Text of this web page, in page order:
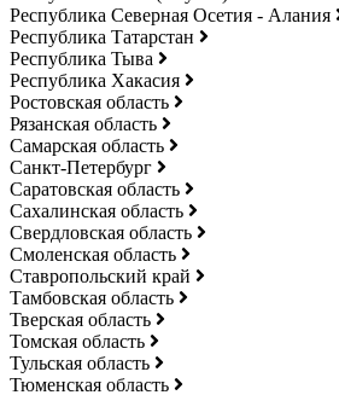
Республика Северная Осетия - Алания
Республика Татарстан
Республика Тыва
Республика Хакасия
Ростовская область
Рязанская область
Самарская область
Санкт-Петербург
Саратовская область
Сахалинская область
Свердловская область
Смоленская область
Ставропольский край
Тамбовская область
Тверская область
Томская область
Тульская область
Тюменская область